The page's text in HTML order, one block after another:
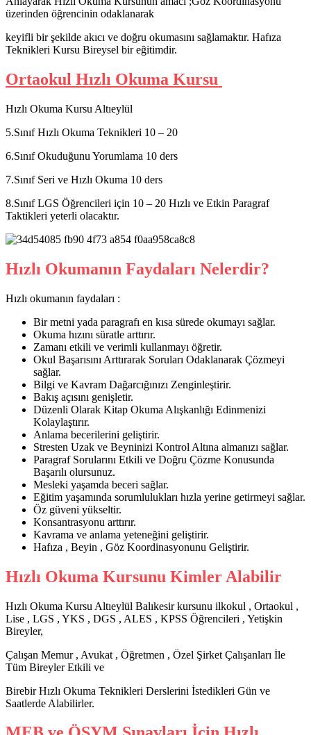
üzerinden öğrencinin odaklanarak
keyifli bir şekilde akıcı ve doğru okumasını sağlamaktır. Hafıza
Teknikleri Kursu Bireysel bir eğitimdir.
Ortaokul Hızlı Okuma Kursu
Hızlı Okuma Kursu Altıeylül
5.Sınıf Hızlı Okuma Teknikleri 10 – 20
6.Sınıf Okuduğunu Yorumlama 10 ders
7.Sınıf Seri ve Hızlı Okuma 10 ders
8.Sınıf LGS Öğrencileri için 10 – 20 Hızlı ve Etkin Paragraf
Taktikleri yeterli olacaktır.
Hızlı Okumanın Faydaları Nelerdir?
Hızlı okumanın faydaları :
Bir metni yada paragrafı en kısa sürede okumayı sağlar.
Okuma hızını süratle arttırır.
Zamanı etkili ve verimli kullanmayı öğretir.
Okul Başarısını Arttırarak Soruları Odaklanarak Çözmeyi
sağlar.
Bilgi ve Kavram Dağarcığınızı Zenginleştirir.
Bakış açısını genişletir.
Düzenli Olarak Kitap Okuma Alışkanlığı Edinmenizi
Kolaylaştırır.
Anlama becerilerini geliştirir.
Stresten Uzak ve Beyninizi Kontrol Altına almanızı sağlar.
Paragraf Sorularını Etkili ve Doğru Çözme Konusunda
Başarılı olursunuz.
Mesleki yaşamda beceri sağlar.
Eğitim yaşamında sorumlulukları hızla yerine getirmeyi sağlar.
Öz güveni yükseltir.
Konsantrasyonu arttırır.
Kavrama ve anlama yeteneğini geliştirir.
Hafıza , Beyin , Göz Koordinasyonunu Geliştirir.
Hızlı Okuma Kursunu Kimler Alabilir
Hızlı Okuma Kursu Altıeylül Balıkesir kursunu ilkokul , Ortaokul ,
Lise , LGS , YKS , DGS , ALES , KPSS Öğrencileri , Yetişkin
Bireyler,
Çalışan Memur , Avukat , Öğretmen , Özel Şirket Çalışanları İle
Tüm Bireyler Etkili ve
Birebir Hızlı Okuma Teknikleri Derslerini İstedikleri Gün ve
Saatlerde Alabilirler.